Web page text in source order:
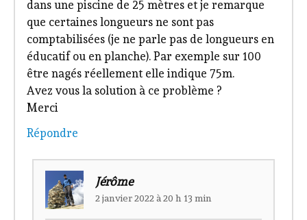
dans une piscine de 25 mètres et je remarque
que certaines longueurs ne sont pas
comptabilisées (je ne parle pas de longueurs en
éducatif ou en planche). Par exemple sur 100
être nagés réellement elle indique 75m.
Avez vous la solution à ce problème ?
Merci
Répondre
Jérôme
2 janvier 2022 à 20 h 13 min